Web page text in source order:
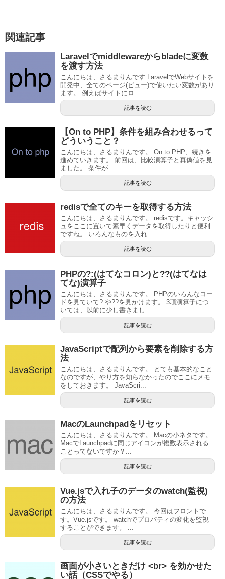
関連記事
Laravelでmiddlewareからbladeに変数
を渡す方法
こんにちは、さるまりんです LaravelでWebサイトを
開発中、全てのページ(ビュー)で使いたい変数があり
ます。 例えばサイトにロ...
記事を読む
【On to PHP】条件を組み合わせるって
どういうこと？
こんにちは、さるまりんです。 On to PHP、続きを
進めていきます。 前回は、比較演算子と真偽値を見
ました。 条件が ...
記事を読む
redisで全てのキーを取得する方法
こんにちは、さるまりんです。 redisです。キャッシ
ュをここに置いて素早くデータを取得したりと便利
ですね。 いろんなものを入れ...
記事を読む
PHPの?:(はてなコロン)と??(はてなは
てな)演算子
こんにちは、さるまりんです。 PHPのいろんなコー
ドを見ていて?:や??を見かけます。 3項演算子につ
いては、以前に少し書きまし...
記事を読む
JavaScriptで配列から要素を削除する方
法
こんにちは、さるまりんです。 とても基本的なこと
なのですが、やり方を知らなかったのでここにメモ
をしておきます。 JavaScri...
記事を読む
MacのLaunchpadをリセット
こんにちは、さるまりんです。 Macの小ネタです。
MacでLaunchpadに同じアイコンが複数表示される
ことってないですか？...
記事を読む
Vue.jsで入れ子のデータのwatch(監視)
の方法
こんにちは、さるまりんです。 今回はフロントで
す。Vue.jsです。 watchでプロパティの変化を監視
することができます。 ...
記事を読む
画面が小さいときだけ <br> を効かせた
い話（CSSでやる）